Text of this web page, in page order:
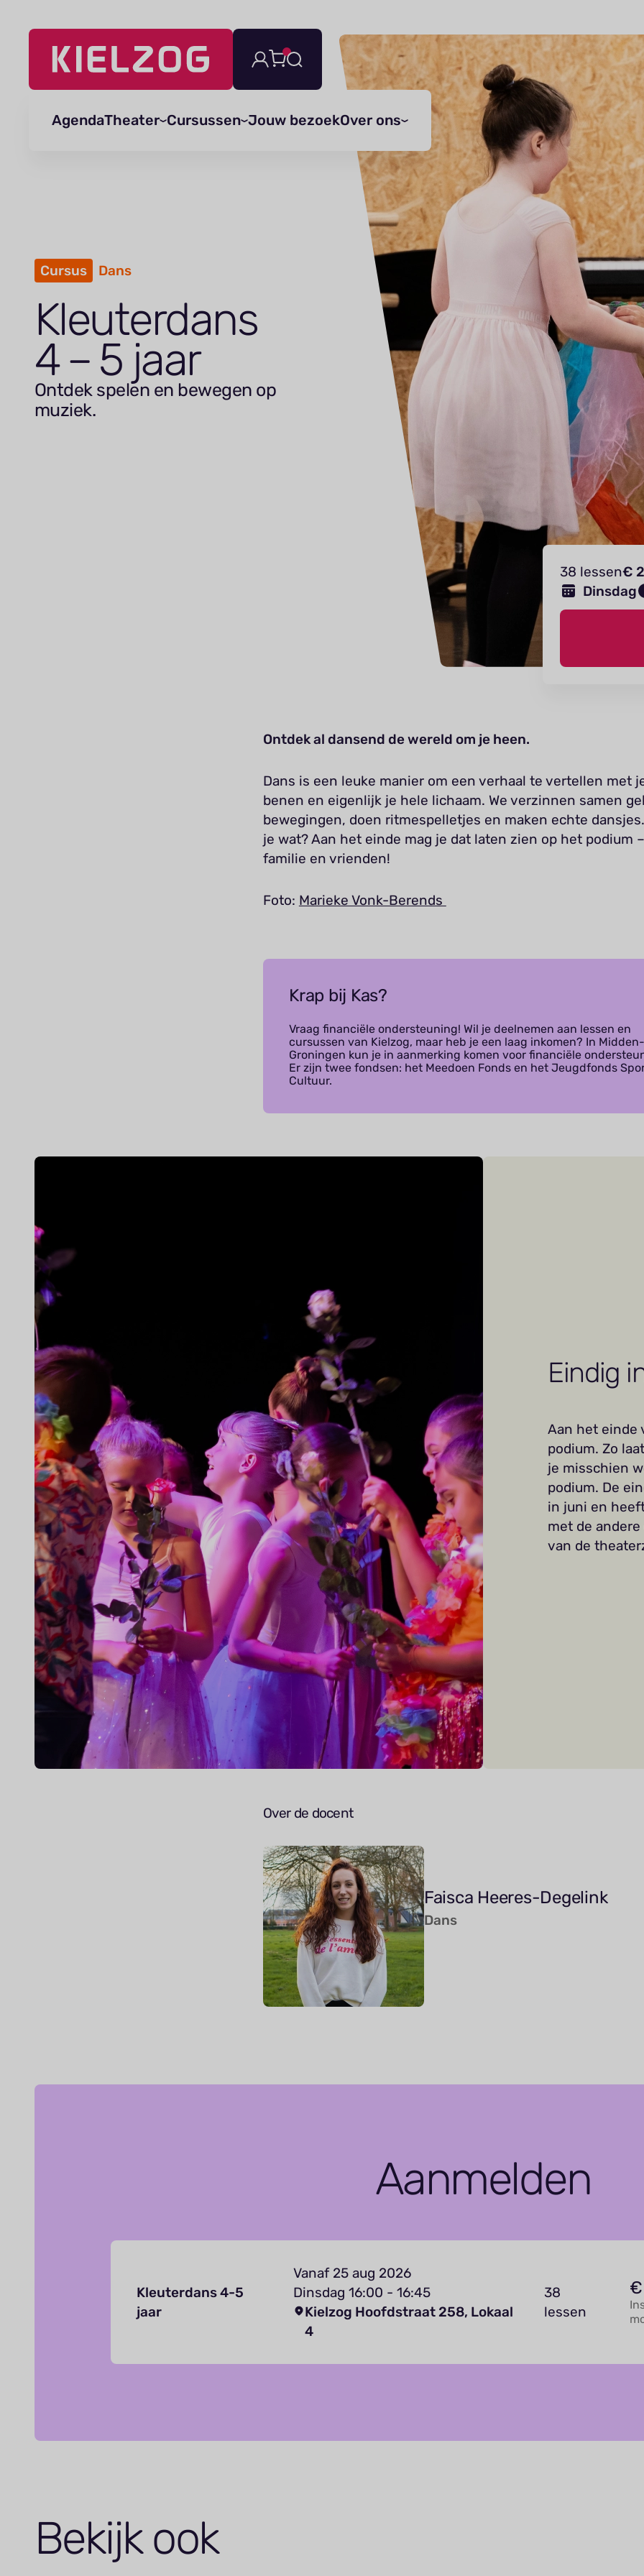
Navigatie
AgendaTheater Cursussen Jouw bezoekOver ons
Cursus Dans
Kleu­terdans
4– 5 jaar
Ontdek spelen en bewegen op
muziek.
38 lessen€
Dinsdag
Ontdek al dansend de wereld om je heen.
Dans is een leuke manier om een verhaal te vertellen met
benen en eigenlijk je hele lichaam. We verzinnen samen
bewegingen, doen ritmespelletjes en maken echte
je wat? Aan het einde mag je dat laten zien op het podium
familie en vrienden!
Foto: Marieke Vonk-Berends
Krap bij Kas?
Vraag financiële ondersteuning! Wil je deelnemen aan lessen en
cursussen van Kielzog, maar heb je een laag inkomen? In Midden-
Groningen kun je in aanmerking komen voor financiële
Er zijn twee fondsen: het Meedoen Fonds en het Jeugdfonds
Cultuur.
Eindig
Aan het einde
podium. Zo
je misschien
podium. De
in juni en
met de
van de
Over de docent
Faisca Heeres-Degelink
Dans
Aanmelden
Kleuterdans 4-5
jaar
Vanaf 25 aug 2026
Dinsdag 16:00 - 16:45
Kielzog Hoofdstraat 258, Lokaal
4
38
lessen
€
Bekijk ook